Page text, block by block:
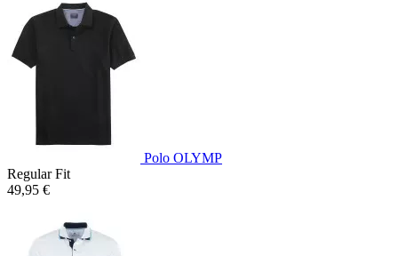
Polo OLYMP
Regular Fit
49,95 €